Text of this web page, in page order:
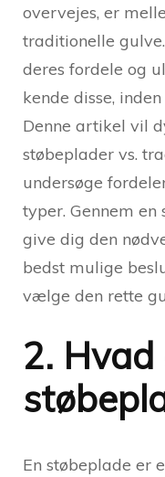
overvejes, er
traditionelle
deres fordele og
kende disse,
Denne artikel vil
støbeplader vs.
undersøge
typer. Gennem
give dig den
bedst mulige
vælge den rette
2. Hvad
En støbeplade er